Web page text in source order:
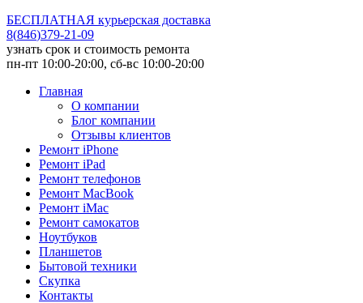
БЕСПЛАТНАЯ курьерская доставка
8(846)379-21-09
узнать срок и стоимость ремонта
пн-пт 10:00-20:00, сб-вс 10:00-20:00
Главная
О компании
Блог компании
Отзывы клиентов
Ремонт iPhone
Ремонт iPad
Ремонт телефонов
Ремонт MacBook
Ремонт iMac
Ремонт самокатов
Ноутбуков
Планшетов
Бытовой техники
Скупка
Контакты